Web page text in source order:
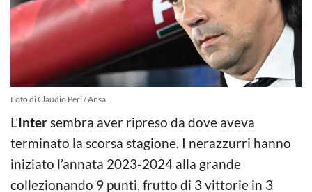
Foto di Claudio Peri / Ansa
L’Intersembra aver ripreso da dove aveva
terminato la scorsa stagione. I nerazzurri hanno
iniziato l’annata 2023-2024 alla grande
collezionando 9 punti, frutto di 3 vittorie in 3